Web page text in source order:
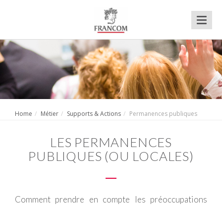
Home Métier Supports & Actions Permanences publiques
LES PERMANENCES
PUBLIQUES (OU LOCALES)
Comment prendre en compte les préoccupations